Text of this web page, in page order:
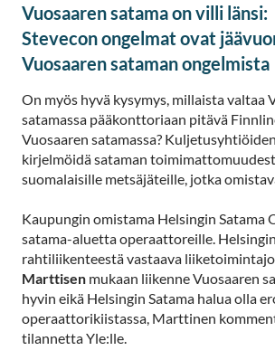
Vuosaaren satama on villi länsi:
Stevecon ongelmat ovat
Vuosaaren sataman ongelmista
On myös hyvä kysymys, millaista valtaa
satamassa pääkonttoriaan pitävä
Vuosaaren satamassa?
kirjelmöidä sataman
suomalaisille metsäjäteille, jotka
Kaupungin omistama Helsingin Satama
satama-aluetta operaattoreille.
rahtiliikenteestä vastaava
Marttisen mukaan liikenne Vuosaaren
hyvin eikä Helsingin Satama halua olla
operaattorikiistassa, Marttinen
tilannetta Yle:lle.